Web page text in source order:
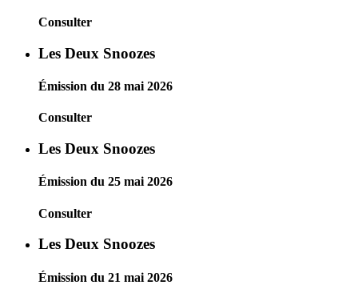
Consulter
Les Deux Snoozes
Émission du 28 mai 2026
Consulter
Les Deux Snoozes
Émission du 25 mai 2026
Consulter
Les Deux Snoozes
Émission du 21 mai 2026